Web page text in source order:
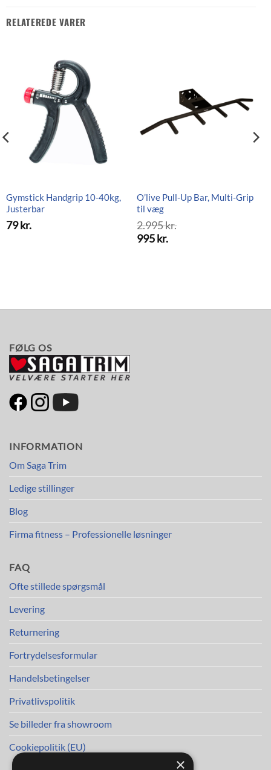
RELATEREDE VARER
Gymstick Handgrip 10-40kg,
Justerbar
79kr.
O’live Pull-Up Bar, Multi-Grip
til væg
2.995kr.
Den
oprindelige
995kr.
FØLG OS
INFORMATION
Om Saga Trim
Ledige stillinger
Blog
Firma fitness – Professionelle løsninger
FAQ
Ofte stillede spørgsmål
Levering
Returnering
Fortrydelsesformular
Handelsbetingelser
Privatlivspolitik
Se billeder fra showroom
Cookiepolitik (EU)
×